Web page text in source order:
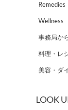
Remedies
Wellness
事務局か
料理・レ
美容・ダ
LOOK